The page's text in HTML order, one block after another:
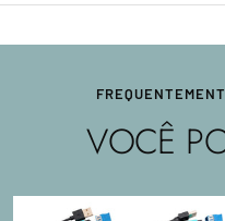
VOCÊ